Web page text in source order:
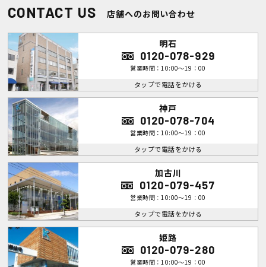
CONTACT US 店舗へのお問い合わせ
明石
0120-078-929
営業時間：10:00～19：00
タップで電話をかける
神戸
0120-078-704
営業時間：10:00～19：00
タップで電話をかける
加古川
0120-079-457
営業時間：10:00～19：00
タップで電話をかける
姫路
0120-079-280
営業時間：10:00～19：00